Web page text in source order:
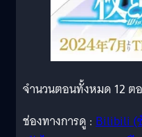
จำนวนตอนทั้งหมด 12 ต
ช่องทางการดู : Bilibili (